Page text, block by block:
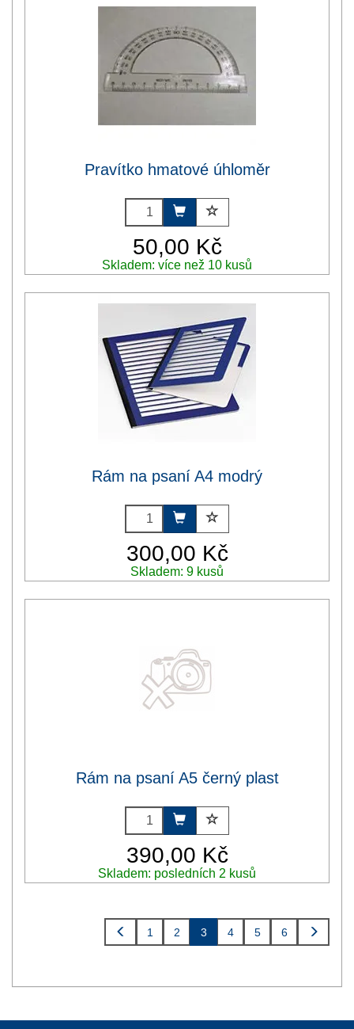
Pravítko hmatové úhloměr
50,00 Kč
Skladem: více než 10 kusů
Rám na psaní A4 modrý
300,00 Kč
Skladem: 9 kusů
Rám na psaní A5 černý plast
390,00 Kč
Skladem: posledních 2 kusů
1 2 3 4 5 6